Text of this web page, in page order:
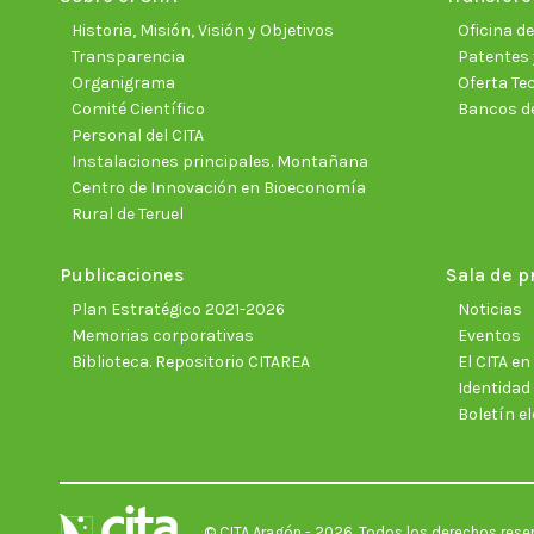
Historia, Misión, Visión y Objetivos
Transparencia
Organigrama
Comité Científico
Personal del CITA
Instalaciones principales. Montañana
Centro de Innovación en Bioeconomía
Rural de Teruel
Oficina
Patentes
Oferta
Bancos
Publicaciones
Plan Estratégico 2021-2026
Memorias corporativas
Biblioteca. Repositorio CITAREA
Sala de
Noticias
Eventos
El CITA
Boletín